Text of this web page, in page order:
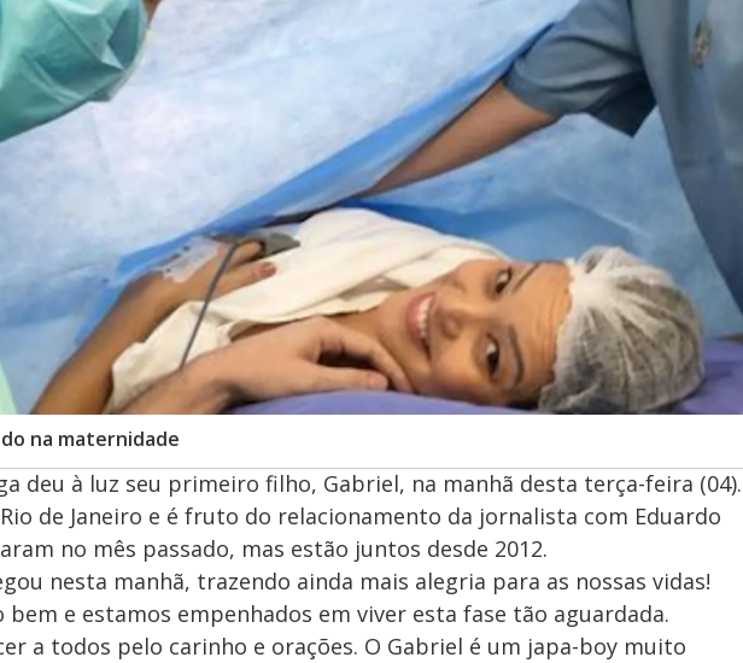
na maternidade
deu à luz seu primeiro filho, Gabriel, na manhã desta terça-feira (04).
de Janeiro e é fruto do relacionamento da jornalista com Eduardo
no mês passado, mas estão juntos desde 2012.
nesta manhã, trazendo ainda mais alegria para as nossas vidas!
e estamos empenhados em viver esta fase tão aguardada.
a todos pelo carinho e orações. O Gabriel é um japa-boy muito